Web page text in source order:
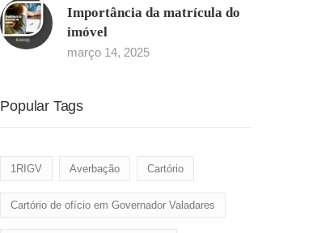
Importância da matrícula do
imóvel
março 14, 2025
Popular Tags
1RIGV Averbação Cartório
Cartório de ofício em Governador Valadares